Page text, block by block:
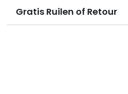
Gratis Ruilen of Retour